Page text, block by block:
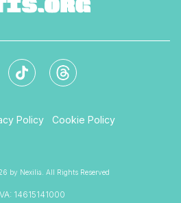
Policy
Cookie Policy
by Nexilia. All Rights Reserved
14615141000